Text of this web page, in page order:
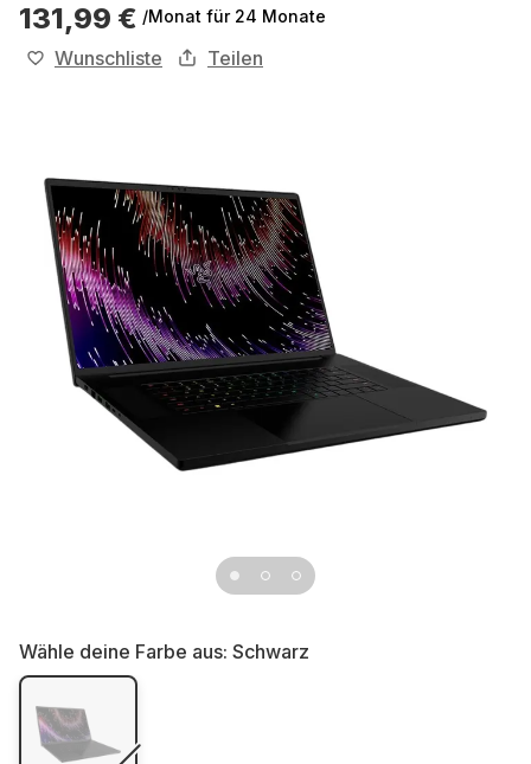
131,99 € /Monat für 24 Monate
Wunschliste Teilen
Wähle deine Farbe aus: Schwarz